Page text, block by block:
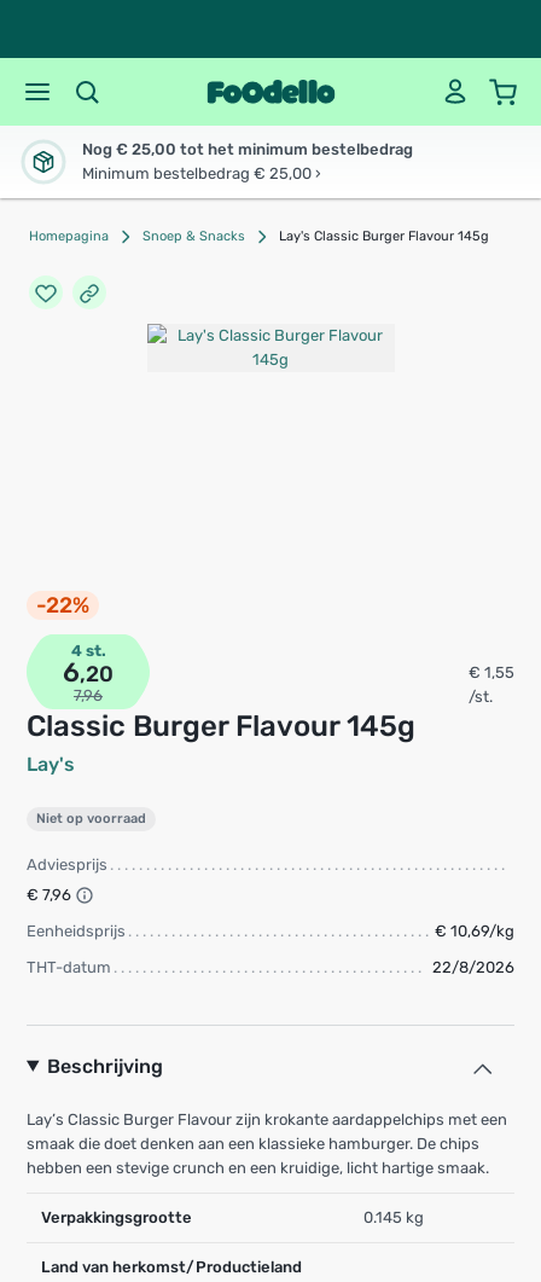
Nog € 25,00 tot het minimum bestelbedrag
Minimum bestelbedrag € 25,00 ›
Homepagina Snoep & Snacks Lay's Classic Burger Flavour 145g
-22%
Classic Burger Flavour 145g
Lay's
4 st.
6,20
7,96
€ 1,55
/st.
Niet op voorraad
Adviesprijs
€ 7,96
Eenheidsprijs
€ 10,69/kg
THT-datum
22/8/2026
Beschrijving
Lay’s Classic Burger Flavour zijn krokante aardappelchips met een
smaak die doet denken aan een klassieke hamburger. De chips
hebben een stevige crunch en een kruidige, licht hartige smaak.
Verpakkingsgrootte 0.145 kg
Land van herkomst/Productieland